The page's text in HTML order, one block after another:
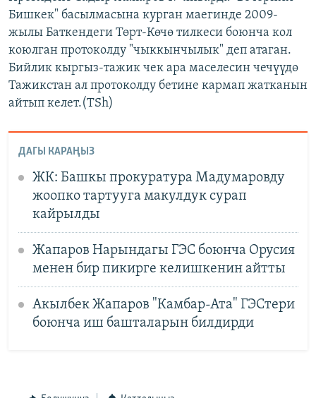
Бишкек" басылмасына курган маегинде 2009-
жылы Баткендеги Төрт-Көчө тилкеси боюнча кол
коюлган протоколду "чыккынчылык" деп атаган.
Бийлик кыргыз-тажик чек ара маселесин чечүүдө
Тажикстан ал протоколду бетине кармап жатканын
айтып келет.(TSh)
ДАГЫ КАРАҢЫЗ
ЖК: Башкы прокуратура Мадумаровду
жоопко тартууга макулдук сурап
кайрылды
Жапаров Нарындагы ГЭС боюнча Орусия
менен бир пикирге келишкенин айтты
Акылбек Жапаров "Камбар-Ата" ГЭСтери
боюнча иш башталарын билдирди